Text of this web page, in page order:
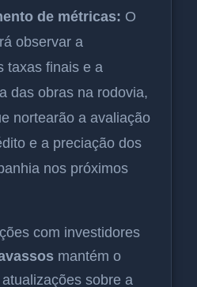
de métricas: O
observar a
taxas finais e a
das obras na rodovia,
nortearão a avaliação
e a preciação dos
nos próximos
com investidores
mantém o
sobre a